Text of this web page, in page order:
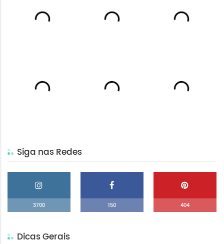
Siga nas Redes
3700 150 404
Dicas Gerais